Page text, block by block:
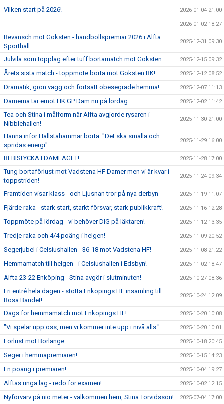
Vilken start på 2026! 2026-01-04 21:00
2026-01-02 18:27
Revansch mot Göksten - handbollspremiär 2026 i Alfta
Sporthall
2025-12-31 09:30
Julvila som topplag efter tuff bortamatch mot Göksten. 2025-12-15 09:32
Årets sista match - toppmöte borta mot Göksten BK! 2025-12-12 08:52
Dramatik, grön vägg och fortsatt obesegrade hemma! 2025-12-07 11:13
Damerna tar emot HK GP Dam nu på lördag 2025-12-02 11:42
Tea och Stina i målform när Alfta avgjorde rysaren i
Nibblehallen!
2025-11-30 21:00
Hanna inför Hallstahammar borta: "Det ska smälla och
spridas energi"
2025-11-29 16:00
BEBISLYCKA I DAMLAGET! 2025-11-28 17:00
Tung bortaförlust mot Vadstena HF Damer men vi är kvar i
toppstriden!
2025-11-24 09:34
Framtiden visar klass - och Ljusnan tror på nya derbyn 2025-11-19 11:07
Fjärde raka - stark start, starkt försvar, stark publikkraft! 2025-11-16 12:28
Toppmöte på lördag - vi behöver DIG på läktaren! 2025-11-12 13:35
Tredje raka och 4/4 poäng i helgen! 2025-11-09 20:52
Segerjubel i Celsiushallen - 36-18 mot Vadstena HF! 2025-11-08 21:22
Hemmamatch till helgen - i Celsiushallen i Edsbyn! 2025-11-02 18:47
Alfta 23-22 Enköping - Stina avgör i slutminuten! 2025-10-27 08:36
Fri entré hela dagen - stötta Enköpings HF insamling till
Rosa Bandet!
2025-10-24 12:09
Dags för hemmamatch mot Enköpings HF! 2025-10-20 10:08
"Vi spelar upp oss, men vi kommer inte upp i nivå alls." 2025-10-20 10:01
Förlust mot Borlänge 2025-10-18 20:45
Seger i hemmapremiären! 2025-10-15 14:23
En poäng i premiären! 2025-10-04 19:27
Alftas unga lag - redo för examen! 2025-10-02 12:15
Nyförvärv på nio meter - välkommen hem, Stina Torvidsson! 2025-07-04 17:00